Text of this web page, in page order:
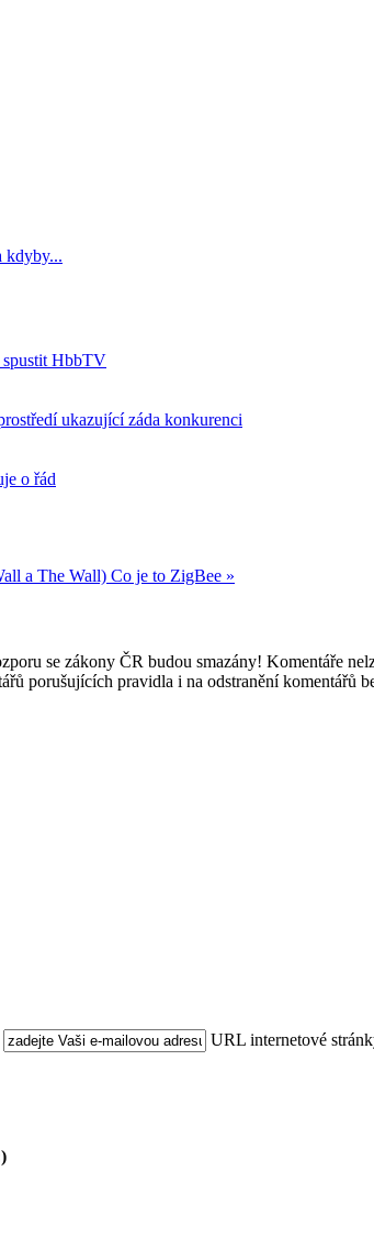
kdyby...
spustit HbbTV
ukazující záda konkurenci
o řád
a The Wall) Co je to ZigBee »
se zákony ČR budou smazány! Komentáře
porušujících pravidla i na odstranění komentářů
URL internetové